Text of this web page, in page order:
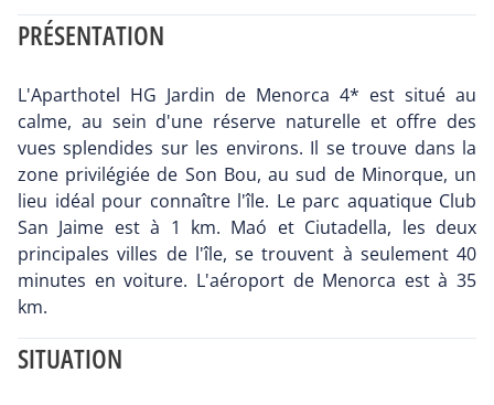
PRÉSENTATION
L'Aparthotel HG Jardin de Menorca 4* est situé au
calme, au sein d'une réserve naturelle et offre des
vues splendides sur les environs. Il se trouve dans la
zone privilégiée de Son Bou, au sud de Minorque, un
lieu idéal pour connaître l'île. Le parc aquatique Club
San Jaime est à 1 km. Maó et Ciutadella, les deux
principales villes de l'île, se trouvent à seulement 40
minutes en voiture. L'aéroport de Menorca est à 35
km.
SITUATION